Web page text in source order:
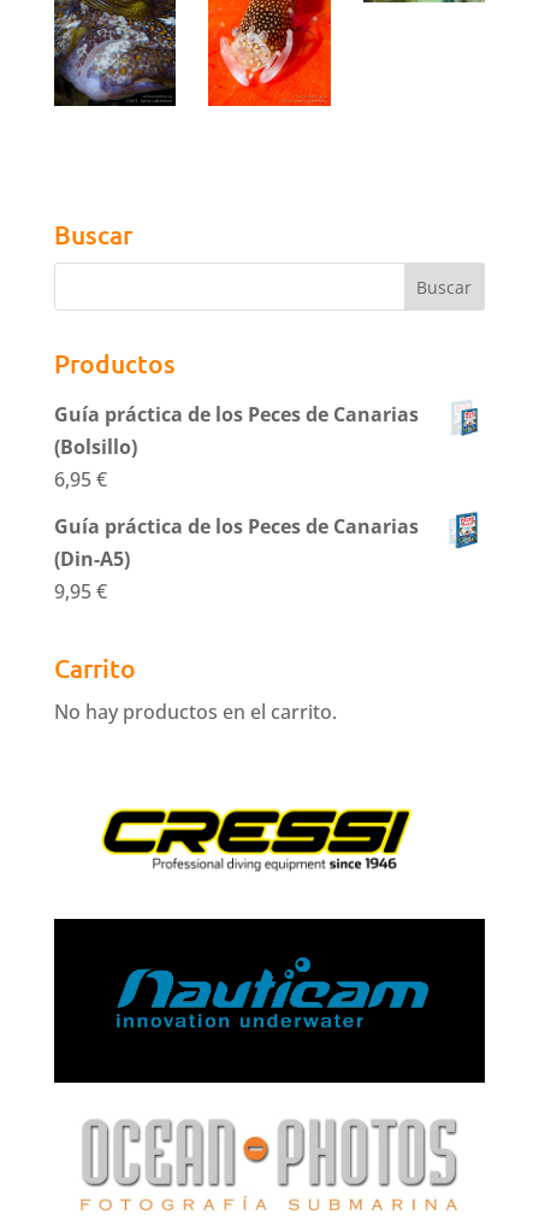
Buscar
Productos
Guía práctica de los Peces de Canarias
(Bolsillo)
6,95€
Guía práctica de los Peces de Canarias
(Din-A5)
9,95€
Carrito
No hay productos en el carrito.